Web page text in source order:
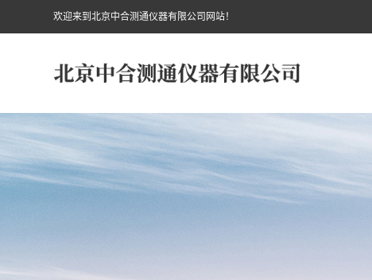
欢迎来到北京中合测通仪器有限公司网站！